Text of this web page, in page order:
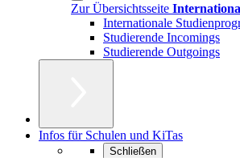
Zur Übersichtsseite
Internationale
Studierende Incomings
Studierende Outgoings
Infos für Schulen und KiTas
Schließen